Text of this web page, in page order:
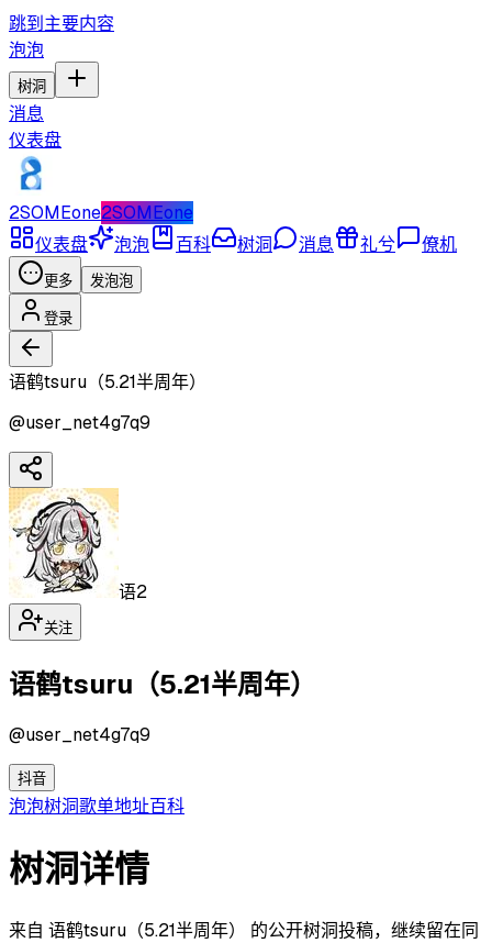
跳到主要内容
泡泡
树洞
消息
仪表盘
2SOMEone2SOMEone
仪表盘
泡泡 百科 树洞 消息 礼兮 僚机
更多 发泡泡
登录
语鹤tsuru（5.21半周年）
@user_net4g7q9
语2
关注
语鹤tsuru（5.21半周年）
@user_net4g7q9
抖音
泡泡树洞歌单地址百科
树洞详情
来自 语鹤tsuru（5.21半周年） 的公开树洞投稿，继续留在同